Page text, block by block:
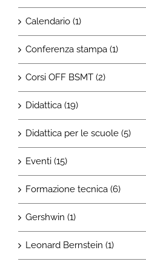
Calendario (1)
Conferenza stampa (1)
Corsi OFF BSMT (2)
Didattica (19)
Didattica per le scuole (5)
Eventi (15)
Formazione tecnica (6)
Gershwin (1)
Leonard Bernstein (1)